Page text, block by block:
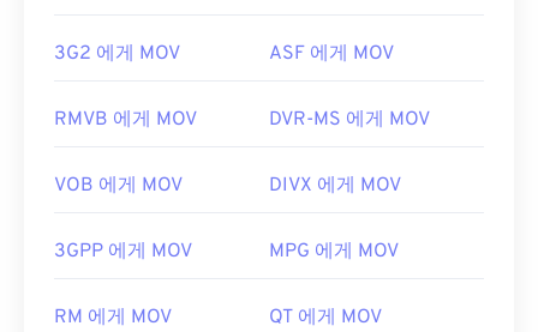
3G2 에게 MOV ASF 에게 MOV
RMVB 에게 MOV DVR-MS 에게 MOV
VOB 에게 MOV DIVX 에게 MOV
3GPP 에게 MOV MPG 에게 MOV
RM 에게 MOV QT 에게 MOV